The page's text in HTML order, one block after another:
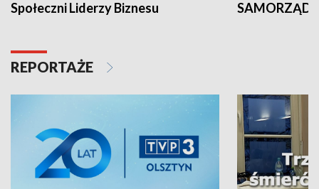
Społeczni Liderzy Biznesu SAMORZĄD
REPORTAŻE